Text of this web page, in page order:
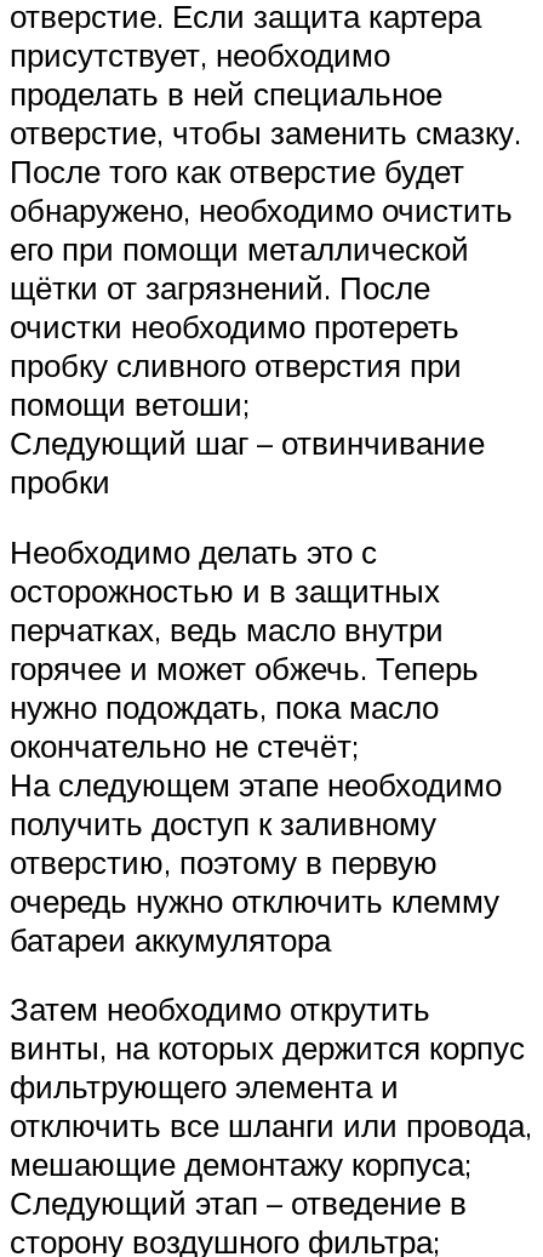
отверстие. Если защита картера
присутствует, необходимо
проделать в ней специальное
отверстие, чтобы заменить смазку.
После того как отверстие будет
обнаружено, необходимо очистить
его при помощи металлической
щётки от загрязнений. После
очистки необходимо протереть
пробку сливного отверстия при
помощи ветоши;
Следующий шаг – отвинчивание
пробки
Необходимо делать это с
осторожностью и в защитных
перчатках, ведь масло внутри
горячее и может обжечь. Теперь
нужно подождать, пока масло
окончательно не стечёт;
На следующем этапе необходимо
получить доступ к заливному
отверстию, поэтому в первую
очередь нужно отключить клемму
батареи аккумулятора
Затем необходимо открутить
винты, на которых держится корпус
фильтрующего элемента и
отключить все шланги или провода,
мешающие демонтажу корпуса;
Следующий этап – отведение в
сторону воздушного фильтра;